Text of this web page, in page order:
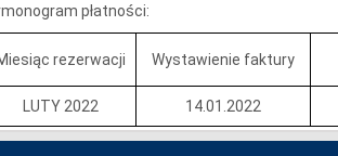
płatności:
rezerwacji Wystawienie faktury
LUTY 2022 14.01.2022